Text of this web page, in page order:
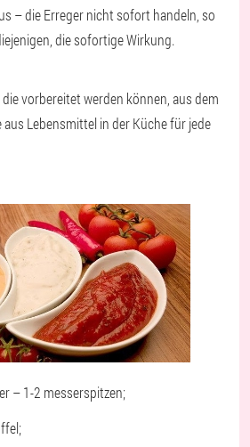
– die Erreger nicht sofort handeln, so
die sofortige Wirkung.
vorbereitet werden können, aus dem
Lebensmittel in der Küche für jede
– 1-2 messerspitzen;